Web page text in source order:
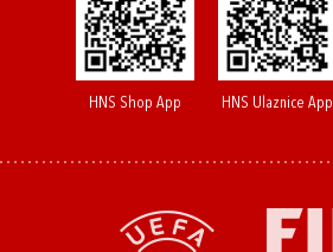
HNS Shop App HNS Ulaznice App